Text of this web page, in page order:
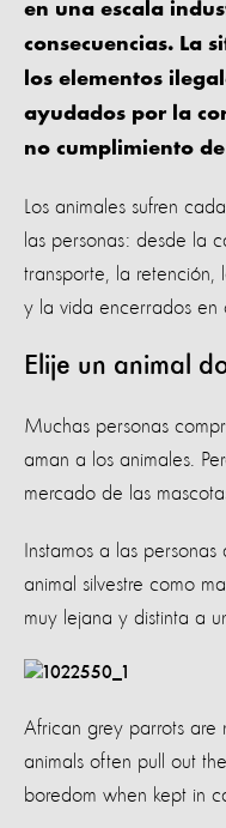
en una escala
consecuencias. La
los elementos
ayudados por la
no cumplimiento
Los animales sufren
las personas: desde la
transporte, la
y la vida encerrados en
Elije un animal
Muchas personas
aman a los animales.
mercado de las
Instamos a las
animal silvestre como
muy lejana y distinta a
African grey parrots are
animals often pull out
boredom when kept in